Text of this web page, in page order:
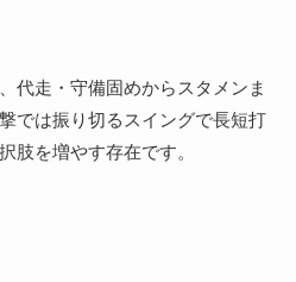
代走・守備固めからスタメンま
では振り切るスイングで長短打
肢を増やす存在です。